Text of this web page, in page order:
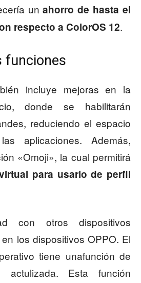
unahorro de hasta el
respecto a ColorOS 12.
funciones
incluye mejoras en la
donde se habilitarán
reduciendo el espacio
aplicaciones. Además,
«Omoji», la cual permitirá
para usarlo de perfil
con otros dispositivos
los dispositivos OPPO. El
tiene unafunción de
actulizada. Esta función